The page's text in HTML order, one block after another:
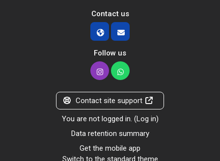
Contact us
Follow us
Contact site support
You are not logged in. (Log in)
Data retention summary
Get the mobile app
Switch to the standard theme